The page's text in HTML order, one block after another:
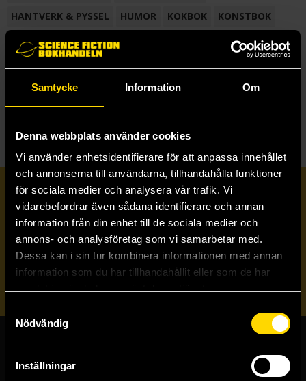
Samtycke Information Om
Denna webbplats använder cookies
Vi använder enhetsidentifierare för att anpassa innehållet
och annonserna till användarna, tillhandahålla funktioner
för sociala medier och analysera vår trafik. Vi
vidarebefordrar även sådana identifierare och annan
information från din enhet till de sociala medier och
annons- och analysföretag som vi samarbetar med.
Dessa kan i sin tur kombinera informationen med annan
information som du har tillhandahållit eller som de har
Nödvändig
Inställningar
HANTVERK & PYSSEL
HUMOR KOKBOK
KONSTBOK
KORTROMAN
LÄROBOK
NOVELL
SAMLINGSVOLYM
TECKNA & MÅLA TECKNAD SERIE
Prenumerera på vårt nyhetsbrev
Veckobrevet
Skicka
Butiker & kundtjänst